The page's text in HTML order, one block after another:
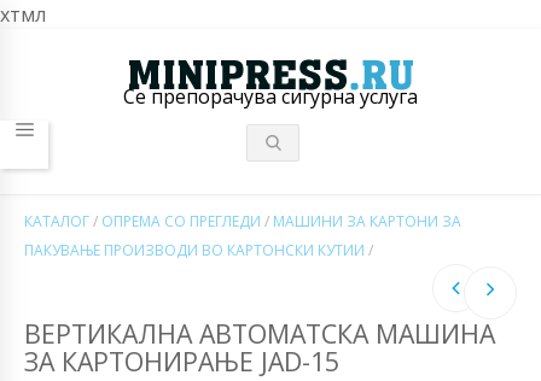
хтмл
Се препорачува сигурна услуга
КАТАЛОГ/ ОПРЕМА СО ПРЕГЛЕДИ / МАШИНИ ЗА КАРТОНИ ЗА
ПАКУВАЊЕ ПРОИЗВОДИ ВО КАРТОНСКИ КУТИИ /
ВЕРТИКАЛНА АВТОМАТСКА МАШИНА
ЗА КАРТОНИРАЊЕ JAD-15